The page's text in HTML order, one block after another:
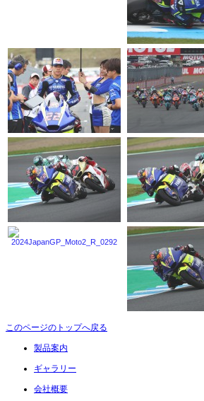
このページのトップへ戻る
製品案内
ギャラリー
会社概要